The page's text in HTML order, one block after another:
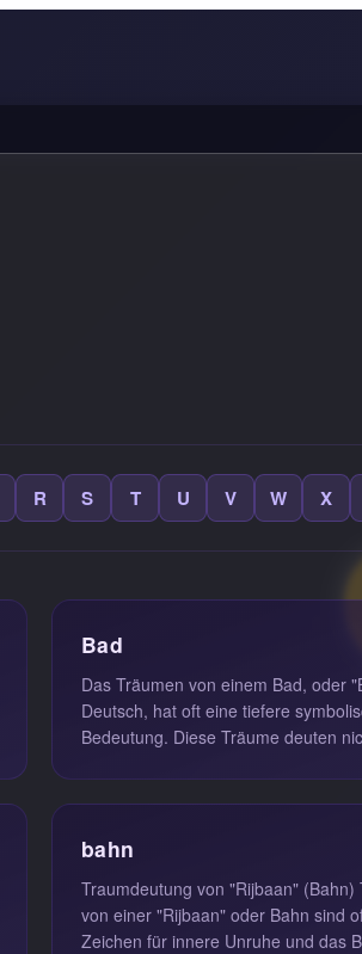
R S T U V W X
Bad
Das Träumen von einem Bad, oder
Deutsch, hat oft eine tiefere
Bedeutung. Diese Träume deuten
bahn
Traumdeutung von "Rijbaan" (Bahn) Träume
von einer "Rijbaan" oder Bahn sind
Zeichen für innere Unruhe und das